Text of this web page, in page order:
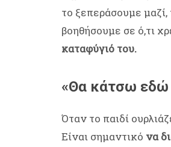
το ξεπεράσουμε
βοηθήσουμε σε ό,τι
καταφύγιό του.
«Θα κάτσω εδώ
Όταν το παιδί
Είναι σημαντικό να